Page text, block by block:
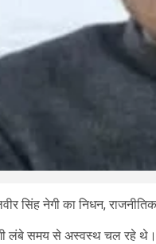
सिंह नेगी का निधन,
लंबे समय से अस्वस्थ चल रहे